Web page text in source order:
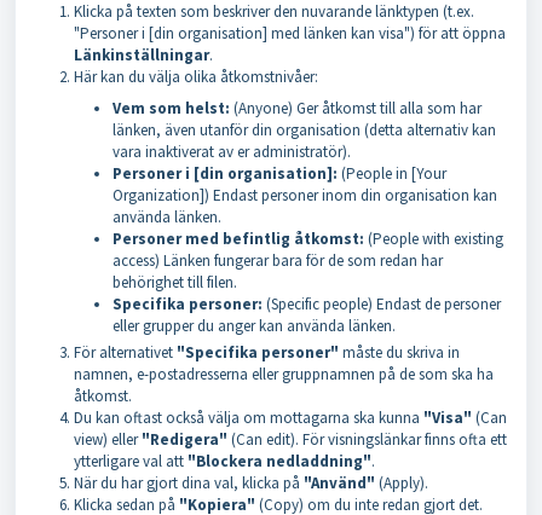
Klicka på texten som beskriver den nuvarande länktypen (t.ex.
"Personer i [din organisation] med länken kan visa") för att öppna
Länkinställningar.
Här kan du välja olika åtkomstnivåer:
Vem som helst: (Anyone) Ger åtkomst till alla som har
länken, även utanför din organisation (detta alternativ kan
vara inaktiverat av er administratör).
Personer i [din organisation]: (People in [Your
Organization]) Endast personer inom din organisation kan
använda länken.
Personer med befintlig åtkomst: (People with existing
access) Länken fungerar bara för de som redan har
behörighet till filen.
Specifika personer: (Specific people) Endast de personer
eller grupper du anger kan använda länken.
För alternativet "Specifika personer" måste du skriva in
namnen, e-postadresserna eller gruppnamnen på de som ska ha
åtkomst.
Du kan oftast också välja om mottagarna ska kunna "Visa" (Can
view) eller"Redigera" (Can edit). För visningslänkar finns ofta ett
ytterligare val att "Blockera nedladdning".
När du har gjort dina val, klicka på "Använd" (Apply).
Klicka sedan på "Kopiera" (Copy) om du inte redan gjort det.